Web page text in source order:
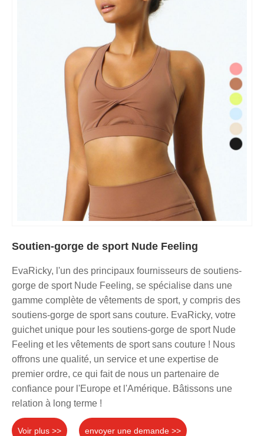
Soutien-gorge de sport Nude Feeling
EvaRicky, l'un des principaux fournisseurs de soutiens-
gorge de sport Nude Feeling, se spécialise dans une
gamme complète de vêtements de sport, y compris des
soutiens-gorge de sport sans couture. EvaRicky, votre
guichet unique pour les soutiens-gorge de sport Nude
Feeling et les vêtements de sport sans couture ! Nous
offrons une qualité, un service et une expertise de
premier ordre, ce qui fait de nous un partenaire de
confiance pour l'Europe et l'Amérique. Bâtissons une
relation à long terme !
Voir plus >> envoyer une demande >>